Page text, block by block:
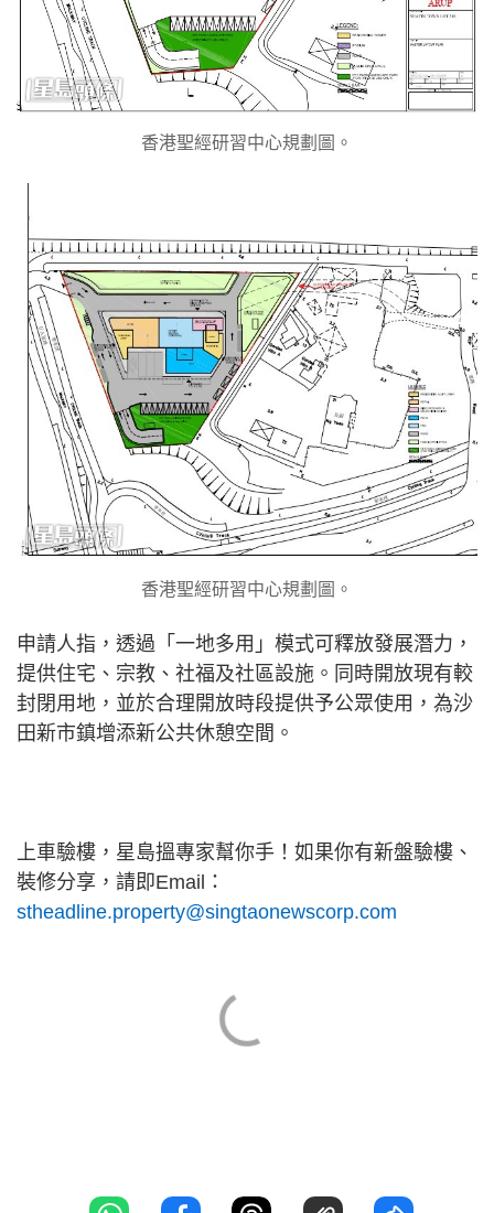
香港聖經研習中心規劃圖。
香港聖經研習中心規劃圖。
申請人指，透過「一地多用」模式可釋放發展潛力，
提供住宅、宗教、社福及社區設施。同時開放現有較
封閉用地，並於合理開放時段提供予公眾使用，為沙
田新市鎮增添新公共休憩空間。
上車驗樓，星島搵專家幫你手！如果你有新盤驗樓、
裝修分享，請即Email：
stheadline.property@singtaonewscorp.com